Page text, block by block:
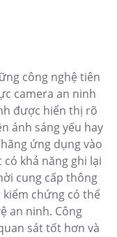
công nghệ tiên
camera an ninh
được hiển thị rõ
ánh sáng yếu hay
ứng dụng vào
khả năng ghi lại
cung cấp thông
chứng có thể
an ninh. Công
sát tốt hơn và